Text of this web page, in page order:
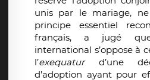
unis par le mariage,
principe essentiel
français, a jugé
international s’oppose à
l’exequaturd’une
d’adoption ayant pour